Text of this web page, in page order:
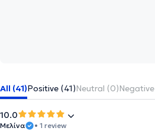
All (41)Positive (41)Neutral (0)
10.0
Μελίνα • 1 review